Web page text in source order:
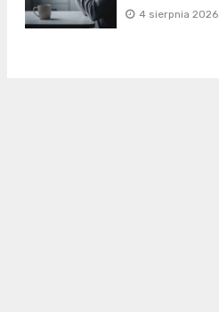
4 sierpnia 2026